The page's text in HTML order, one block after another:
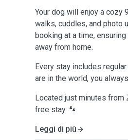
Your dog will enjoy a cozy
walks, cuddles, and photo
booking at a time,
away from home.
Every stay includes
are in the world, you
Located just minutes from
free stay. 🐾
Leggi di più